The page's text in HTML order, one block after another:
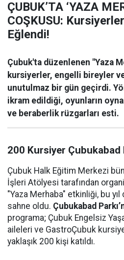
ÇUBUK’TA ‘YAZA
COŞKUSU:
Eğlendi!
Çubuk'ta düzenlenen "Yaza
kursiyerler, engelli bireyler
unutulmaz bir gün geçirdi.
ikram edildiği, oyunların
ve beraberlik rüzgarları esti.
200 Kursiyer Çubukabad
Çubuk Halk Eğitim Merkezi
İşleri Atölyesi tarafından
"Yaza Merhaba" etkinliği, bu
sahne oldu. Çubukabad
programa; Çubuk Engelsiz
aileleri ve GastroÇubuk
yaklaşık 200 kişi katıldı.